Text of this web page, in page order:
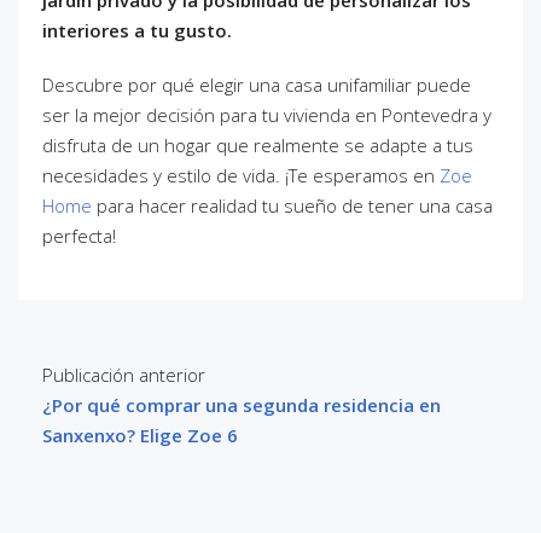
interiores a tu gusto.
Descubre por qué elegir una casa unifamiliar puede
ser la mejor decisión para tu vivienda en Pontevedra y
disfruta de un hogar que realmente se adapte a tus
necesidades y estilo de vida. ¡Te esperamos en Zoe
Home para hacer realidad tu sueño de tener una casa
perfecta!
Publicación anterior
¿Por qué comprar una segunda residencia en
Sanxenxo? Elige Zoe 6